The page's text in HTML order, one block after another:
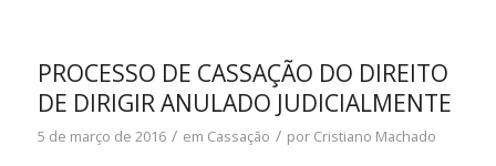
PROCESSO DE CASSAÇÃO DO DIREITO
DE DIRIGIR ANULADO JUDICIALMENTE
5 de março de 2016 / em Cassação / por Cristiano Machado